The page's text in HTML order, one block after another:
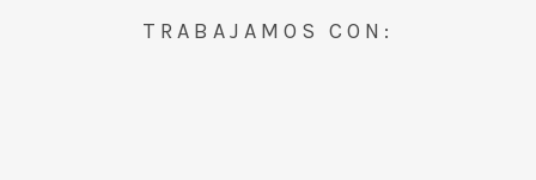
TRABAJAMOS CON: